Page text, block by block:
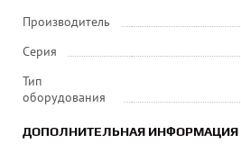
Производитель
Серия
Тип
оборудования
ДОПОЛНИТЕЛЬНАЯ ИНФОРМАЦИЯ